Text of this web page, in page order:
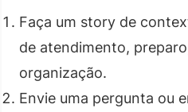
Faça um story de
de atendimento,
organização.
Envie uma pergunta ou